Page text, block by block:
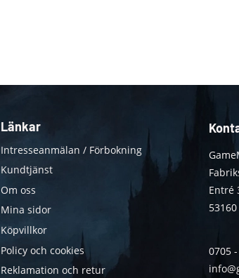
Länkar
Intresseanmälan / Förbokning
Kundtjänst
Om oss
Mina sidor
Köpvillkor
Policy och cookies
Reklamation och retur
Entré
0705